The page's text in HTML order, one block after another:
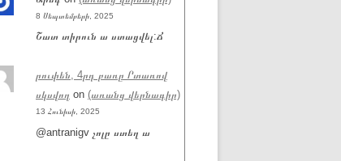
8 Սեպտեմբերի, 2025
Շատ տիրուն ա ստացվել:Ճ
րուփեն, 4րդ բառը Րտառով
սկսվող on (առանց վերնագիր)
13 Հունիսի, 2025
@antranigv չոլը ստեղ ա